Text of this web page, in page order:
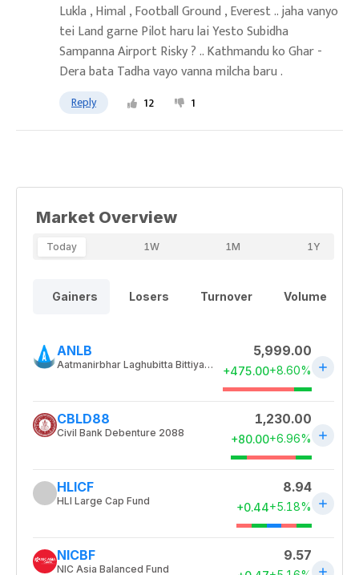
Lukla , Himal , Football Ground , Everest .. jaha vanyo
tei Land garne Pilot haru lai Yesto Subidha
Sampanna Airport Risky ? .. Kathmandu ko Ghar -
Dera bata Tadha vayo vanna milcha baru .
Reply 12 1